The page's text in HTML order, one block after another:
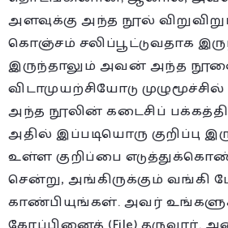
அளவுக்கு அந்த நூல்
கொஞ்சம் சலிப்பூட்டுவதாக
இருந்தாலும் அவன் அந்த
விடாமுயற்சியோடு
அந்த நூலின் கடைசிப்
அதில் இப்படியொரு குறிப்பு
உள்ள குறிப்பை
சென்று, அங்கிருக்கும் வங்கி
காண்பியுங்கள். அவர்